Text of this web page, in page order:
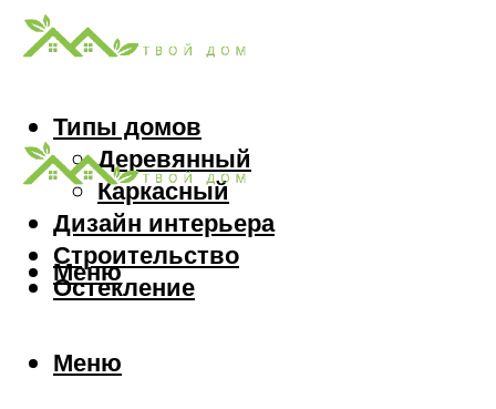
Типы домов
Деревянный
Каркасный
Дизайн интерьера
Строительство
Остекление
Меню
Меню